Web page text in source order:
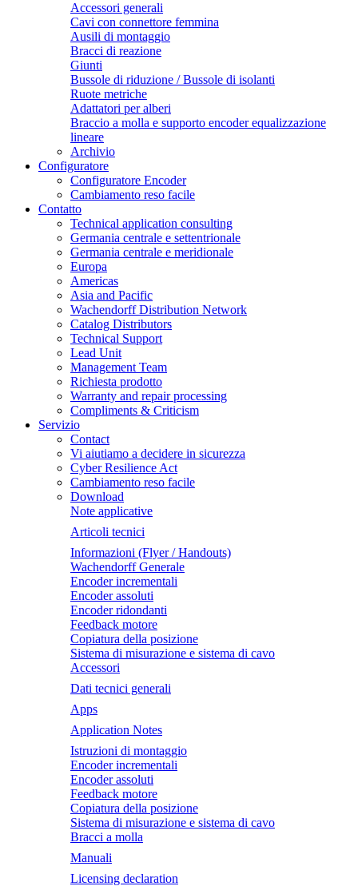
Accessori generali
Cavi con connettore femmina
Ausili di montaggio
Bracci di reazione
Giunti
Bussole di riduzione / Bussole di isolanti
Ruote metriche
Adattatori per alberi
Braccio a molla e supporto encoder equalizzazione
lineare
Archivio
Configuratore
Configuratore Encoder
Cambiamento reso facile
Contatto
Technical application consulting
Germania centrale e settentrionale
Germania centrale e meridionale
Europa
Americas
Asia and Pacific
Wachendorff Distribution Network
Catalog Distributors
Technical Support
Lead Unit
Management Team
Richiesta prodotto
Warranty and repair processing
Compliments & Criticism
Servizio
Contact
Vi aiutiamo a decidere in sicurezza
Cyber Resilience Act
Cambiamento reso facile
Download
Note applicative
Articoli tecnici
Informazioni (Flyer / Handouts)
Wachendorff Generale
Encoder incrementali
Encoder assoluti
Encoder ridondanti
Feedback motore
Copiatura della posizione
Sistema di misurazione e sistema di cavo
Accessori
Dati tecnici generali
Apps
Application Notes
Istruzioni di montaggio
Encoder incrementali
Encoder assoluti
Feedback motore
Copiatura della posizione
Sistema di misurazione e sistema di cavo
Bracci a molla
Manuali
Licensing declaration